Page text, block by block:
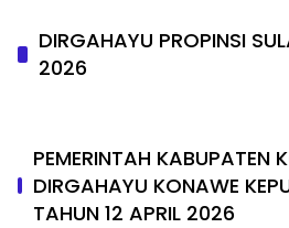
DIRGAHAYU PROPINSI
2026
PEMERINTAH KABUPATEN
DIRGAHAYU KONAWE
TAHUN 12 APRIL 2026